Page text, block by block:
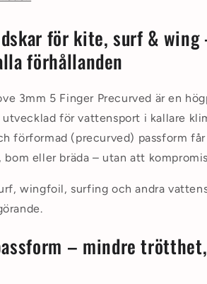
för kite, surf & wing
förhållanden
3mm 5 Finger Precurved är en
utvecklad för vattensport i kallare
förformad (precurved) passform
bom eller bräda – utan att
wingfoil, surfing och andra
– mindre